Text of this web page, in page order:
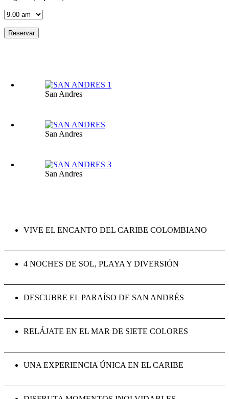
San Andres
San Andres
San Andres
VIVE EL ENCANTO DEL CARIBE COLOMBIANO
4 NOCHES DE SOL, PLAYA Y DIVERSIÓN
DESCUBRE EL PARAÍSO DE SAN ANDRÉS
RELÁJATE EN EL MAR DE SIETE COLORES
UNA EXPERIENCIA ÚNICA EN EL CARIBE